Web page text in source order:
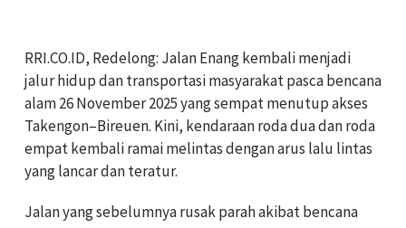
RRI.CO.ID, Redelong: Jalan Enang kembali menjadi
jalur hidup dan transportasi masyarakat pasca bencana
alam 26 November 2025 yang sempat menutup akses
Takengon–Bireuen. Kini, kendaraan roda dua dan roda
empat kembali ramai melintas dengan arus lalu lintas
yang lancar dan teratur.
Jalan yang sebelumnya rusak parah akibat bencana